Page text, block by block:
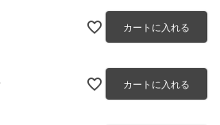
カートに入れる
カートに入れる